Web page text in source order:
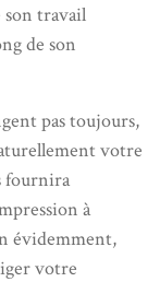
son travail
de son
pas toujours,
votre
fournira
à
évidemment,
votre